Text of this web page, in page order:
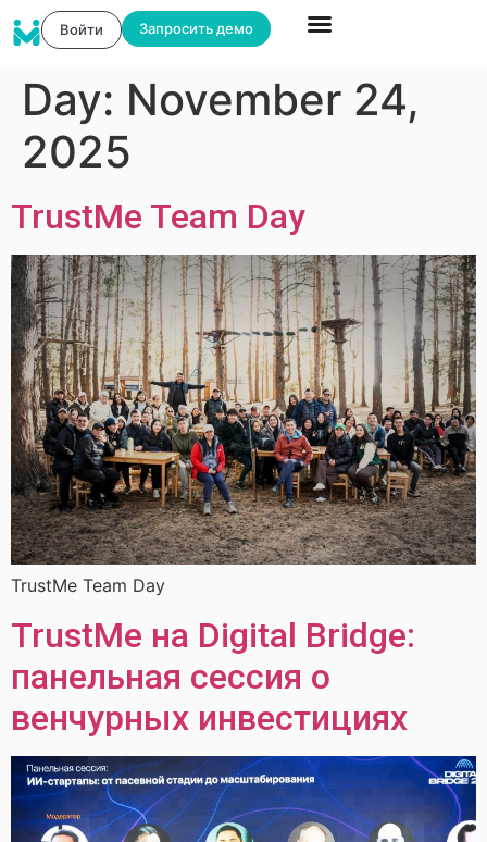
Войти Запросить демо
Day: November 24,
2025
TrustMe Team Day
TrustMe Team Day
TrustMe на Digital Bridge:
панельная сессия о
венчурных инвестициях